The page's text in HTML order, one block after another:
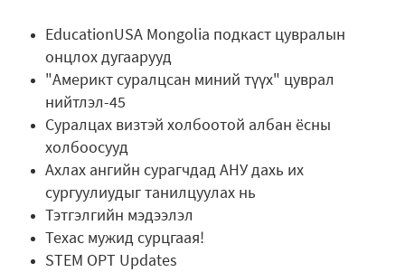
EducationUSA Mongolia подкаст цувралын
онцлох дугаарууд
"Америкт суралцсан миний түүх" цуврал
нийтлэл-45
Суралцах визтэй холбоотой албан ёсны
холбоосууд
Ахлах ангийн сурагчдад АНУ дахь их
сургуулиудыг танилцуулах нь
Тэтгэлгийн мэдээлэл
Техас мужид сурцгаая!
STEM OPT Updates